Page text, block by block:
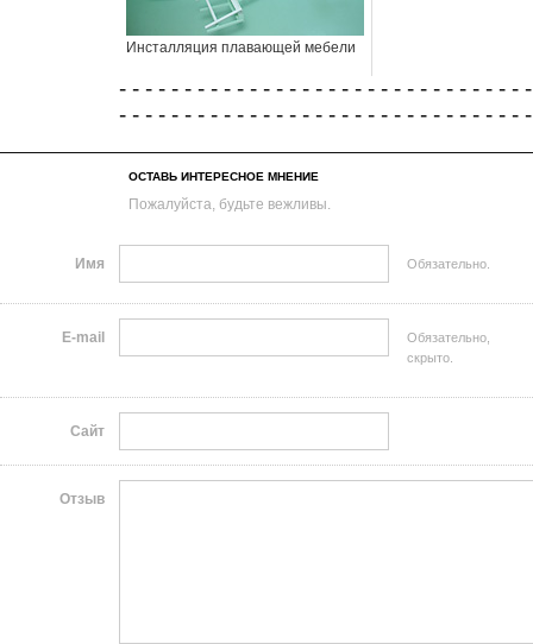
Инсталляция плавающей мебели
- - - - - - - - - - - - - - - - - - - - - - - - - - - - - - -
- - - - - - - - - - - - - - - - - - - - - - - - - - - - - - -
ОСТАВЬ ИНТЕРЕСНОЕ МНЕНИЕ
Пожалуйста, будьте вежливы.
Имя Обязательно.
E-mail
Обязательно,
скрыто.
Сайт
Отзыв